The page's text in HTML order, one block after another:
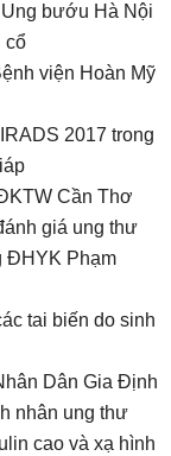
bướu Hà Nội
cổ
viện Hoàn Mỹ
2017 trong
Cần Thơ
giá ung thư
ĐHYK Phạm
tai biến do sinh
Dân Gia Định
nhân ung thư
cao và xạ hình